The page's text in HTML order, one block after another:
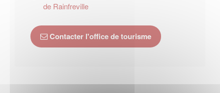
de Rainfreville
Contacter l'office de tourisme